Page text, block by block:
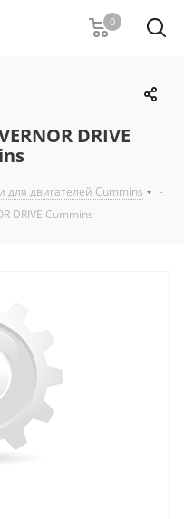
0
DRIVE
для двигателей Cummins
-
DRIVE Cummins